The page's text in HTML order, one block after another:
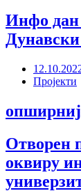
Инфо дан
Пројекти
Отворен
оквиру